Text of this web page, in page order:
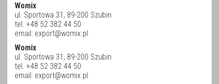
Womix
ul. Sportowa 31, 89-200 Szubin
tel. +48 52 382 44 50
email: export@womix.pl
Womix
ul. Sportowa 31, 89-200 Szubin
tel. +48 52 382 44 50
email: export@womix.pl